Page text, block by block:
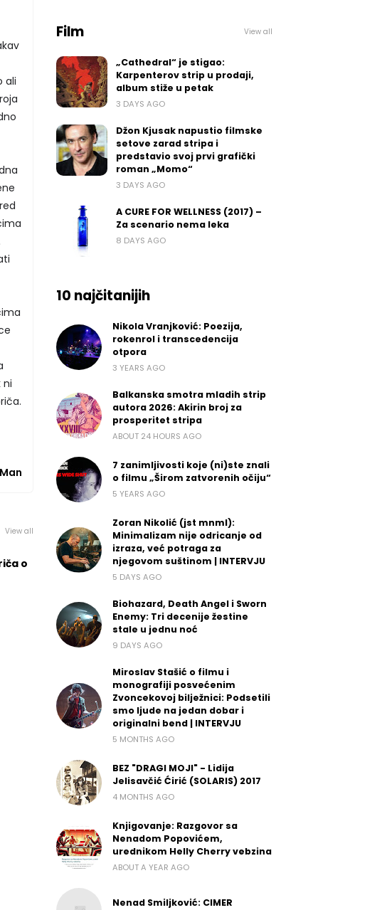
ali
ni
View all
o
Film View all
„Cathedral“ je stigao:
Karpenterov strip u prodaji,
album stiže u petak
3 DAYS AGO
Džon Kjusak napustio filmske
setove zarad stripa i
predstavio svoj prvi grafički
roman „Momo“
3 DAYS AGO
A CURE FOR WELLNESS (2017) –
Za scenario nema leka
8 DAYS AGO
10 najčitanijih
Nikola Vranjković: Poezija,
rokenrol i transcedencija
otpora
3 YEARS AGO
Balkanska smotra mladih strip
autora 2026: Akirin broj za
prosperitet stripa
ABOUT 24 HOURS AGO
7 zanimljivosti koje (ni)ste znali
o filmu „Širom zatvorenih očiju“
5 YEARS AGO
Zoran Nikolić (jst mnml):
Minimalizam nije odricanje od
izraza, već potraga za
njegovom suštinom | INTERVJU
5 DAYS AGO
Biohazard, Death Angel i Sworn
Enemy: Tri decenije žestine
stale u jednu noć
9 DAYS AGO
Miroslav Stašić o filmu i
monografiji posvećenim
Zvoncekovoj bilježnici: Podsetili
smo ljude na jedan dobar i
originalni bend | INTERVJU
5 MONTHS AGO
BEZ "DRAGI MOJI" - Lidija
Jelisavčić Ćirić (SOLARIS) 2017
4 MONTHS AGO
Knjigovanje: Razgovor sa
Nenadom Popovićem,
urednikom Helly Cherry vebzina
ABOUT A YEAR AGO
Nenad Smiljković: CIMER